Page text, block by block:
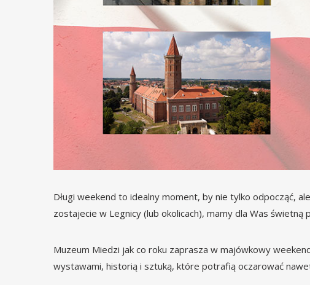
Długi weekend to idealny moment, by nie tylko odpocząć,
zostajecie w Legnicy (lub okolicach), mamy dla Was świetną
Muzeum Miedzi jak co roku zaprasza w majówkowy
wystawami, historią i sztuką, które potrafią oczarować